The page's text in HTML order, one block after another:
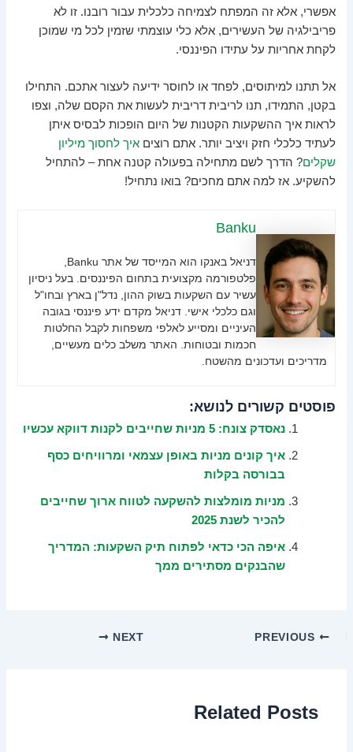
אפשרי, אלא זה המפתח לצמיחה כלכלית עבור רובנו. זו לא
פריבילגיה של העשירים, אלא כלי עוצמתי שזמין לכל מי שמוכן
לקחת אחריות על עתידו הפיננסי.
אל תתנו למיתוסים, לפחד או לחוסר ידיעה לעצור אתכם. התחילו
בקטן, התמידו, תנו לריבית דריבית לעשות את הקסם שלה, וצפו
לראות איך ההשקעות הקטנות של היום הופכות לבסיס איתן
לעתיד כלכלי חזק ויציב יותר. אתם רוציםאיך לחסוך מיליון
שקלים? הדרך לשם מתחילה בפעולה קטנה אחת – להתחיל
להשקיע. אז למה אתם מחכים? בואו נתחיל!
Banku
פלטפורמה מקצועית בתחום הפיננסים. בעל ניסיון
עשיר עם השקעות בשוק ההון, נדל"ן בארץ ובחו"ל
וגם כלכלי אישי. דניאל מקדם ידע פיננסי בגובה
העיניים ומסייע לאלפי משפחות לקבל החלטות
חכמות ובטוחות. האתר משלב כלים מעשיים,
מדריכים ועדכונים מהשטח.
פוסטים קשורים לנושא:
נאסדק צונח: 5 מניות שחייבים לקנות דווקא עכשיו
איך קונים מניות באופן עצמאי ומרוויחים כסף
בבורסה בקלות
מניות מומלצות להשקעה לטווח ארוך שחייבים
להכיר לשנת 2025
איפה הכי כדאי לפתוח תיק השקעות: המדריך
שהבנקים מסתירים ממך
NEXT
Related Posts